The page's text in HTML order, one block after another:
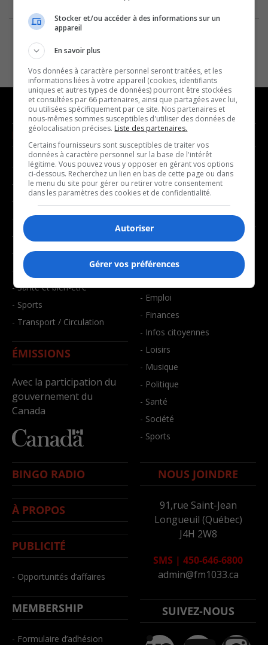
NOUVELLES
- Affaires municipales
- Communauté / Social
- Culture
- Économie
- Éducation
- Environnement
- Faits divers
- Santé et bien-être
- Sports
- Transport / Circulation
ÉMISSIONS
Avec la participation du
gouvernement du
Canada
MUSIQUE
- Décompte franco
- Joué récemment
BALADOS
- Art de vivre
- Bien-être
- Emploi
- Finances
- Infos citoyennes
- Loisirs
- Musique
- Politique
- Santé
- Société
- Sports
BINGO RADIO
À PROPOS
PUBLICITÉ
- Opportunités d’affaires
MEMBERSHIP
- Formulaire d’adhésion
NOUS JOINDRE
91,rue Saint-Jean
Longueuil (Québec)
J4H 2W8
SMS | 450-646-6800
admin@fm1033.ca
SUIVEZ-NOUS
Stocker et/ou accéder à des informations sur un
appareil
En savoir plus
Vos données à caractère personnel seront traitées, et les
informations liées à votre appareil (cookies, identifiants
uniques et autres types de données) pourront être stockées
et consultées par 66 partenaires, ainsi que partagées avec lui,
ou utilisées spécifiquement par ce site. Nos partenaires et
nous-mêmes sommes susceptibles d'utiliser des données de
géolocalisation précises. Liste des partenaires.
Certains fournisseurs sont susceptibles de traiter vos
données à caractère personnel sur la base de l'intérêt
légitime. Vous pouvez vous y opposer en gérant vos options
ci-dessous. Recherchez un lien en bas de cette page ou dans
le menu du site pour gérer ou retirer votre consentement
dans les paramètres des cookies et de confidentialité.
Autoriser
Gérer vos préférences